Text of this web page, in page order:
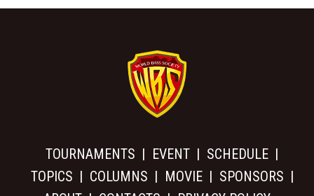
TOURNAMENTS EVENT
SCHEDULE
TOPICS
COLUMNS MOVIE
SPONSORS